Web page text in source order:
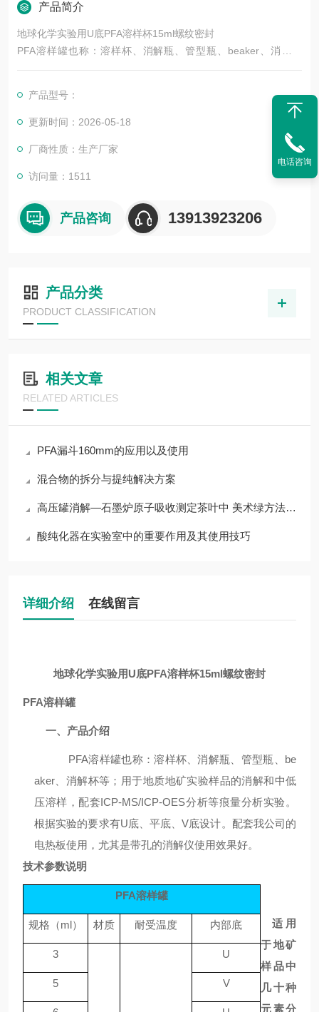
产品简介
地球化学实验用U底PFA溶样杯15ml螺纹密封
PFA溶样罐也称：溶样杯、消解瓶、管型瓶、beaker、消解杯
等；用于地质地矿实验样品的消解和中低压溶样，配套ICP-MS/I
底设计。配套我公司的电热板使用，尤其是带孔的消解仪使用效
果好。
产品型号：
更新时间：2026-05-18
厂商性质：生产厂家
访问量：1511
产品咨询 13913923206
产品分类
PRODUCT CLASSIFICATION
相关文章
RELATED ARTICLES
PFA漏斗160mm的应用以及使用
混合物的拆分与提纯解决方案
高压罐消解—石墨炉原子吸收测定茶叶中 美术绿方法的建立及验证
酸纯化器在实验室中的重要作用及其使用技巧
详细介绍 在线留言
地球化学实验用U底PFA溶样杯15ml螺纹密封
PFA溶样罐
一、产品介绍
PFA溶样罐也称：溶样杯、消解瓶、管型瓶、 be
aker 、消解杯等；用于地质地矿实验样品的消解和中低
压溶样，配套ICP-MS/ICP-OES分析等痕量分析实验。
根据实验的要求有U底、平底、V底设计。 配套我公司的
电热板使用，尤其是带孔的消解仪使用效果好。
技术参数说明
PFA溶样罐
规格（ml） 材质 耐受温度 内部底
3 U
5 V
适用
于地矿
样品中
几十种
元素分
电话咨询